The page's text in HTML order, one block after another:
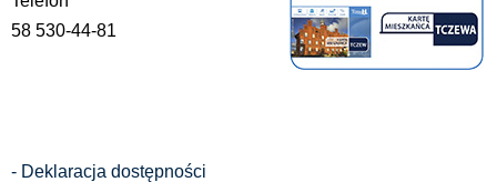
58 530-44-81
- Deklaracja dostępności